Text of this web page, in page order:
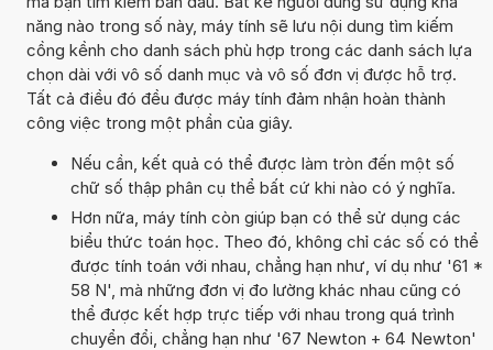
năng nào trong số này, máy tính sẽ lưu nội dung tìm kiếm
cồng kềnh cho danh sách phù hợp trong các danh sách lựa
chọn dài với vô số danh mục và vô số đơn vị được hỗ trợ.
Tất cả điều đó đều được máy tính đảm nhận hoàn thành
công việc trong một phần của giây.
Nếu cần, kết quả có thể được làm tròn đến một số
chữ số thập phân cụ thể bất cứ khi nào có ý nghĩa.
Hơn nữa, máy tính còn giúp bạn có thể sử dụng các
biểu thức toán học. Theo đó, không chỉ các số có thể
được tính toán với nhau, chẳng hạn như, ví dụ như '61 *
58 N', mà những đơn vị đo lường khác nhau cũng có
thể được kết hợp trực tiếp với nhau trong quá trình
chuyển đổi, chẳng hạn như '67 Newton + 64 Newton'